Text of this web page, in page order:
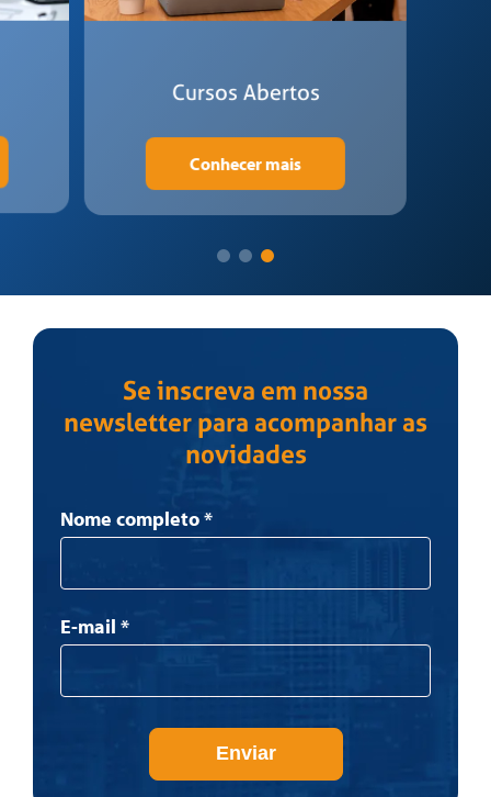
Cursos Abertos
Conhecer mais
Se inscreva em nossa
newsletter para acompanhar as
novidades
Newsletter
Nome completo*
E-mail *
Enviar